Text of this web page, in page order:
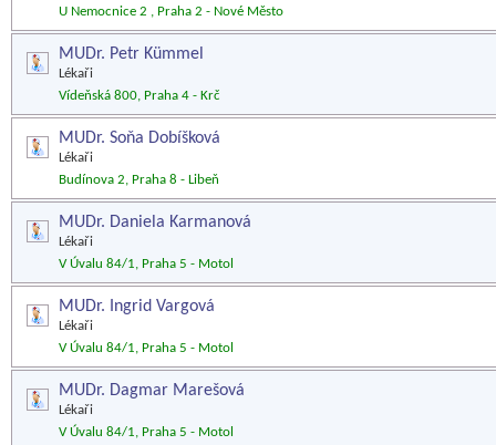
U Nemocnice 2 , Praha 2 - Nové Město
MUDr. Petr Kümmel
Lékaři
Vídeňská 800, Praha 4 - Krč
MUDr. Soňa Dobíšková
Lékaři
Budínova 2, Praha 8 - Libeň
MUDr. Daniela Karmanová
Lékaři
V Úvalu 84/1, Praha 5 - Motol
MUDr. Ingrid Vargová
Lékaři
V Úvalu 84/1, Praha 5 - Motol
MUDr. Dagmar Marešová
Lékaři
V Úvalu 84/1, Praha 5 - Motol